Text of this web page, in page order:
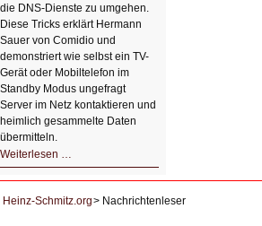
die DNS-Dienste zu umgehen.
Diese Tricks erklärt Hermann
Sauer von Comidio und
demonstriert wie selbst ein TV-
Gerät oder Mobiltelefon im
Standby Modus ungefragt
Server im Netz kontaktieren und
heimlich gesammelte Daten
übermitteln.
Weiterlesen …
DNS
Heinz-Schmitz.org
Nachrichtenleser